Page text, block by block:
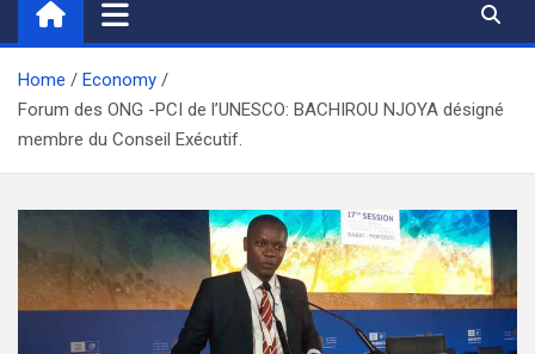
Home
Economy
Forum des ONG -PCI de l’UNESCO: BACHIROU NJOYA désigné
membre du Conseil Exécutif.